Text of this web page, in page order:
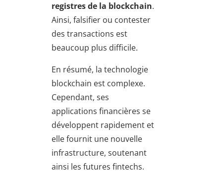
registres de la blockchain.
Ainsi, falsifier ou contester
des transactions est
beaucoup plus difficile.
En résumé, la technologie
blockchain est complexe.
Cependant, ses
applications financières se
développent rapidement et
elle fournit une nouvelle
infrastructure, soutenant
ainsi les futures fintechs.